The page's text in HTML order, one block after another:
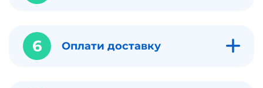
6 Оплати доставку